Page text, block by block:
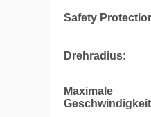
Safety
Drehradius:
Maximale